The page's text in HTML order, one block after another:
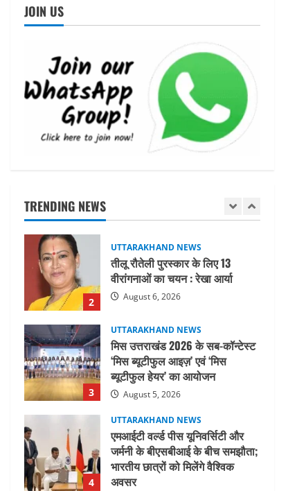
JOIN US
TRENDING NEWS
अवसर
5
STATES NEWS
महाराज की राजस्थान के मुख्यमंत्री से
शिष्टाचार भेंट पर्यटन और सांस्कृतिक
गतिविधियों के विस्तार पर हुई चर्चा
August 4, 2026
1
UTTARAKHAND NEWS
आपत्ति निस्तारण शिविर की व्यवस्थाओं
का लिया जायजा
August 6, 2026
2
UTTARAKHAND NEWS
तीलू रौतेली पुरस्कार के लिए 13
वीरांगनाओं का चयन : रेखा आर्या
August 6, 2026
3
UTTARAKHAND NEWS
मिस उत्तराखंड 2026 के सब-कॉन्टेस्ट
‘मिस ब्यूटीफुल आइज़’ एवं ‘मिस
ब्यूटीफुल हेयर’ का आयोजन
August 5, 2026
4
UTTARAKHAND NEWS
एमआईटी वर्ल्ड पीस यूनिवर्सिटी और
जर्मनी के बीएसबीआई के बीच समझौता;
भारतीय छात्रों को मिलेंगे वैश्विक
अवसर